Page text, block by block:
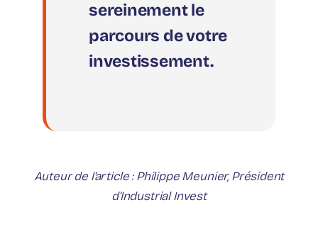
sereinement le
parcours de votre
investissement.
Auteur de l’article : Philippe Meunier, Président
d’Industrial Invest